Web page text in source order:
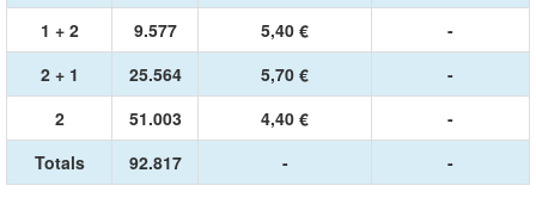
1 + 2
9.577 5,40 €
-
2 + 1
25.564 5,70 €
-
2
51.003 4,40 €
-
Totals
92.817 - -